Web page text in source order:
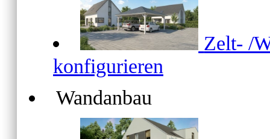
Zelt- /
konfigurieren
Wandanbau